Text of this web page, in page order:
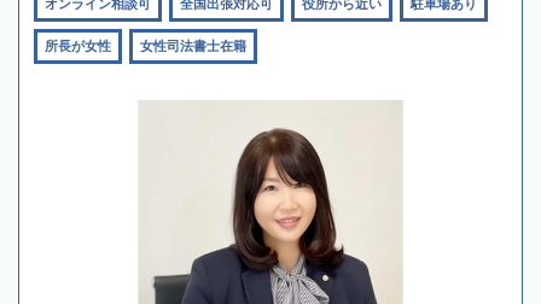
オンライン相談可 全国出張対応可 役所から近い 駐車場あり
所長が女性 女性司法書士在籍